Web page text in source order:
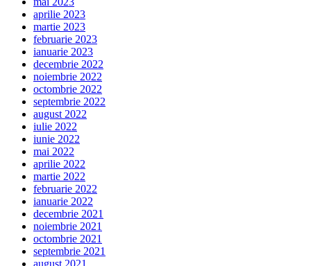
aprilie 2023
martie 2023
februarie 2023
ianuarie 2023
decembrie 2022
noiembrie 2022
octombrie 2022
septembrie 2022
august 2022
iulie 2022
iunie 2022
mai 2022
aprilie 2022
martie 2022
februarie 2022
ianuarie 2022
decembrie 2021
noiembrie 2021
octombrie 2021
septembrie 2021
august 2021